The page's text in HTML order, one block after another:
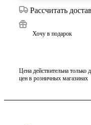
Рассчитать
Хочу в подарок
Цена действительна только
цен в розничных магазинах